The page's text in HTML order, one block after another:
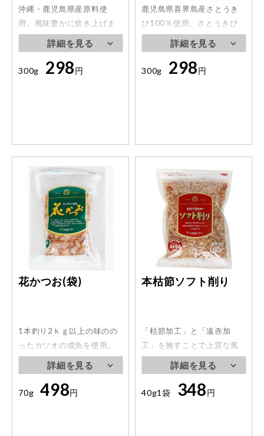
沖縄・鹿児島県産原料使
用。風味豊かに炊き上げま
した。お料理にお使い頂い
てもよし、おやつや朝食代
わりとしてそのままでもお
300g 298円
鹿児島県喜界島産さとうき
び100％使用。さとうきび
本来の甘味がお料理、お菓
子づくりにコクと風味を与
え、味の幅を広げます。
300g 298円
花かつお(袋)
1本釣り2ｋｇ以上の味のの
ったカツオの成魚を使用。
特許「遠赤焼き軟加工」で
ソフトな仕上げ。
70g 498円
本枯節ソフト削り
「枯節加工」と「遠赤加
工」を施すことで上質な風
味と旨味を凝縮した鰹節で
す。
40g1袋 348円